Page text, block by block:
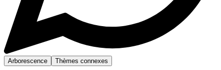
Arborescence Thèmes connexes